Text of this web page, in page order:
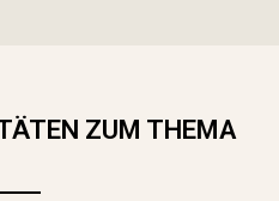
ZUM THEMA